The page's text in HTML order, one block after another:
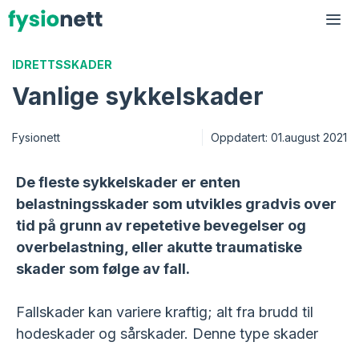
Hopp
til
IDRETTSSKADER
Vanlige sykkelskader
Fysionett Oppdatert: 01.august 2021
De fleste sykkelskader er enten
belastningsskader som utvikles gradvis over
tid på grunn av repetetive bevegelser og
overbelastning, eller akutte traumatiske
skader som følge av fall.
Fallskader kan variere kraftig; alt fra brudd til
hodeskader og sårskader. Denne type skader